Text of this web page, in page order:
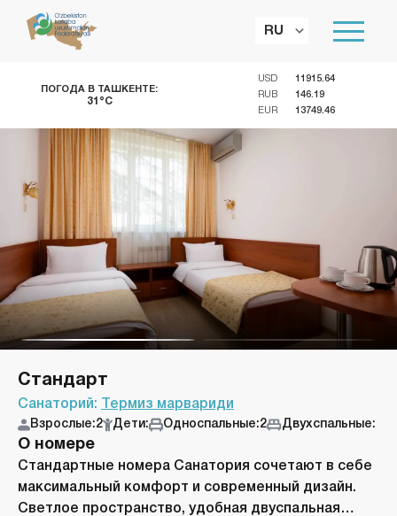
ПОГОДА В ТАШКЕНТЕ:
31°C
USD
11915.64
RUB
146.19
EUR
13749.46
RU
Стандарт
Санаторий: Термиз марвариди
Взрослые:2 Дети: Односпальные:2 Двухспальные:
О номере
Стандартные номера Санатория сочетают в себе
максимальный комфорт и современный дизайн.
Светлое пространство, удобная двуспальная